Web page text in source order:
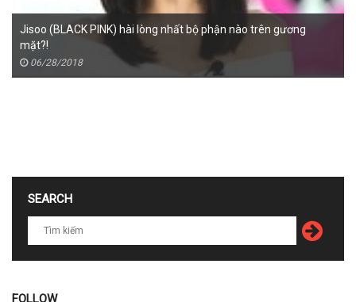
Jisoo (BLACK PINK) hài lòng nhất bộ phận nào trên gương
mặt?!
06/28/2018
SEARCH
FOLLOW